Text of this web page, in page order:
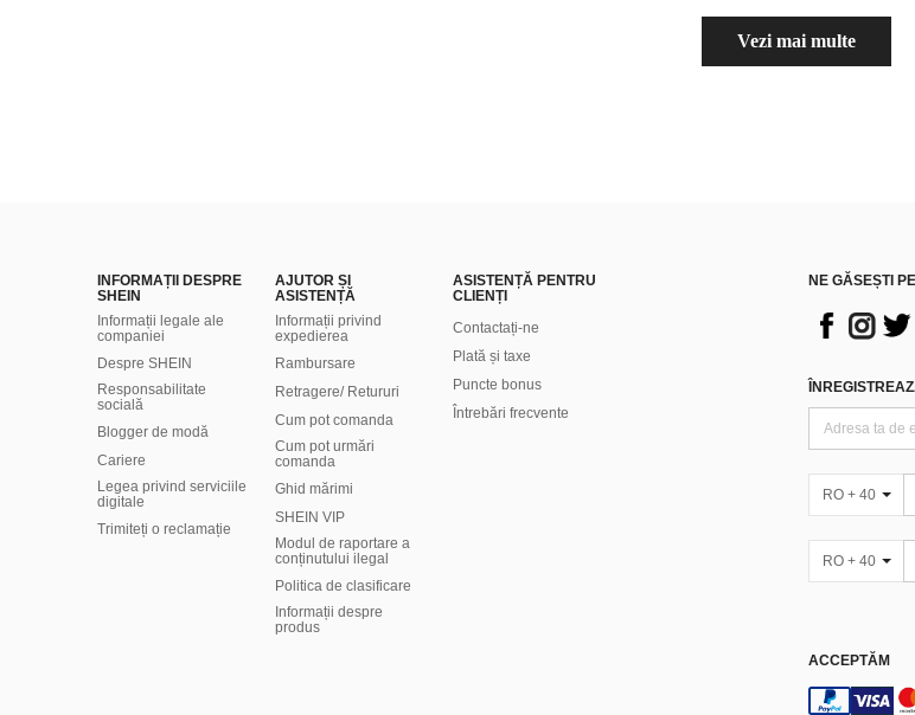
Vezi mai multe
INFORMAȚII DESPRE
SHEIN
Informații legale ale
companiei
Despre SHEIN
Responsabilitate
socială
Blogger de modă
Cariere
Legea privind serviciile
digitale
Trimiteți o reclamație
AJUTOR ȘI
ASISTENȚĂ
Informații privind
expedierea
Rambursare
Retragere/ Retururi
Cum pot comanda
Cum pot urmări
comanda
Ghid mărimi
SHEIN VIP
Modul de raportare a
conținutului ilegal
Politica de clasificare
​Informații despre
produs
ASISTENȚĂ PENTRU
CLIENȚI
Contactați-ne
Plată și taxe
Puncte bonus
Întrebări frecvente
NE GĂSEȘTI PE
RO + 40
RO + 40
ACCEPTĂM